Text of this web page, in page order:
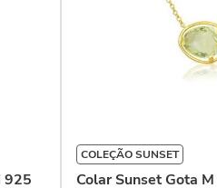
925
COLEÇÃO SUNSET
Colar Sunset Gota